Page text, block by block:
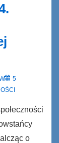
5
o